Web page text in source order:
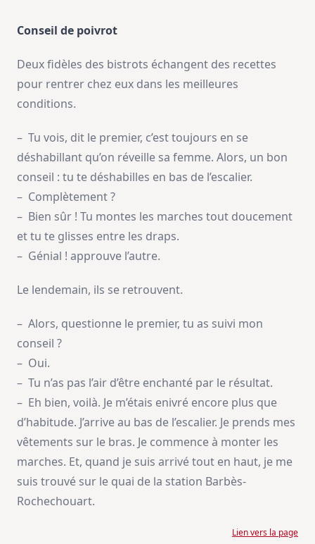
Conseil de poivrot
Deux fidèles des bistrots échangent des recettes
pour rentrer chez eux dans les meilleures
conditions.
– Tu vois, dit le premier, c’est toujours en se
déshabillant qu’on réveille sa femme. Alors, un bon
conseil : tu te déshabilles en bas de l’escalier.
– Complètement ?
– Bien sûr ! Tu montes les marches tout doucement
et tu te glisses entre les draps.
– Génial ! approuve l’autre.
Le lendemain, ils se retrouvent.
– Alors, questionne le premier, tu as suivi mon
conseil ?
– Oui.
– Tu n’as pas l’air d’être enchanté par le résultat.
– Eh bien, voilà. Je m’étais enivré encore plus que
d’habitude. J’arrive au bas de l’escalier. Je prends mes
vêtements sur le bras. Je commence à monter les
marches. Et, quand je suis arrivé tout en haut, je me
suis trouvé sur le quai de la station Barbès-
Rochechouart.
Lien vers la page